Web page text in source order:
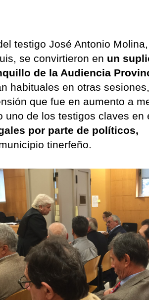
testigo José Antonio Molina,
se convirtieron en un
de la Audiencia
habituales en otras
que fue en aumento a
uno de los testigos claves en
por parte de políticos,
tinerfeño.